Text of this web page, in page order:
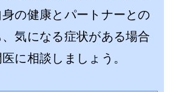
の健康とパートナーとの
気になる症状がある場合
に相談しましょう。